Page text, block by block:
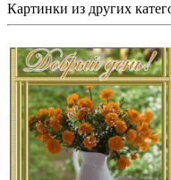
Картинки из других